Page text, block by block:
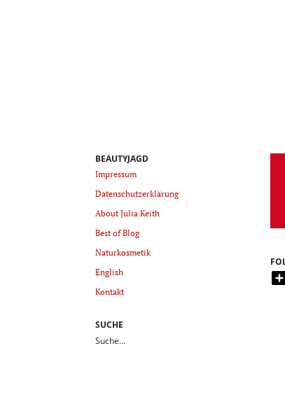
BEAUTYJAGD
Impressum
Datenschutzerklärung
About Julia Keith
Best of Blog
Naturkosmetik
English
Kontakt
SUCHE